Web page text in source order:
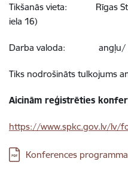
Tikšanās vieta: Rīgas
iela 16)
Darba valoda: angļu/
Tiks nodrošināts tulkojums
Aicinām reģistrēties
https://www.spkc.gov.lv/lv/
Lejupielādēt:
Konferences programma